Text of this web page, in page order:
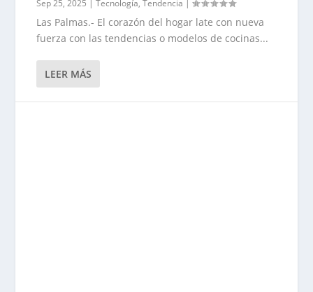
Sep 25, 2025 |Tecnología,Tendencia |
Las Palmas.- El corazón del hogar late con nueva
fuerza con las tendencias o modelos de cocinas...
LEER MÁS